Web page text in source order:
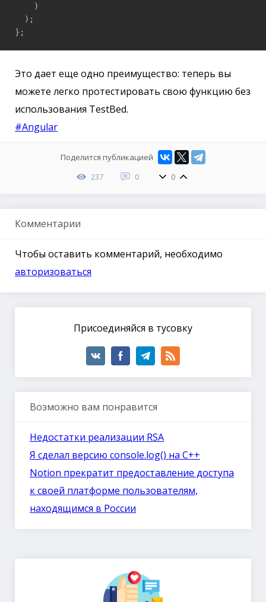
    )
  );
};
Это дает еще одно преимущество: теперь вы
можете легко протестировать свою функцию без
использования TestBed.
#Angular
Поделится публикацией
237
0 0
Комментарии
Чтобы оставить комментарий, необходимо
авторизоваться
Присоединяйся в тусовку
Возможно вам понравится
Недостатки реализации RSA
Я сделал версию console.log() на C++
Notion прекратит предоставление доступа
к своей платформе пользователям,
находящимся в России